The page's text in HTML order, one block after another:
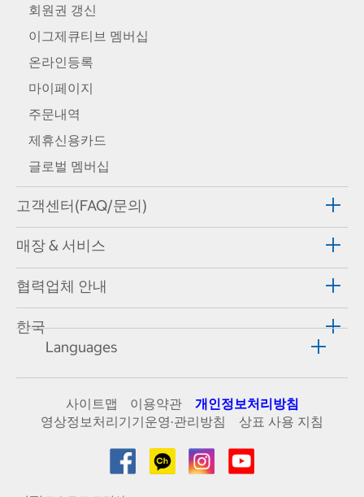
회원권 갱신
이그제큐티브 멤버십
온라인등록
마이페이지
주문내역
제휴신용카드
글로벌 멤버십
고객센터(FAQ/문의)
매장 & 서비스
협력업체 안내
한국
Languages
사이트맵 이용약관
개인정보처리방침
영상정보처리기기운영·관리방침
상표 사용 지침